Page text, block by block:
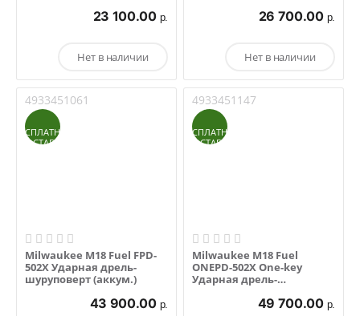
23 100.00 р.
Нет в наличии
26 700.00 р.
Нет в наличии
4933451061
БЕСПЛАТНАЯ
ДОСТАВКА
Milwaukee M18 Fuel FPD-
502X Ударная дрель-
шуруповерт (аккум.)
43 900.00 р.
4933451147
БЕСПЛАТНАЯ
ДОСТАВКА
Milwaukee M18 Fuel
ONEPD-502X One-key
Ударная дрель-
49 700.00 р.